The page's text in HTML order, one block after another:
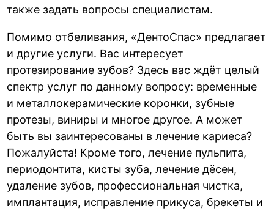
также задать вопросы специалистам.
Помимо отбеливания, «ДентоСпас» предлагает
и другие услуги. Вас интересует
протезирование зубов? Здесь вас ждёт целый
спектр услуг по данному вопросу: временные
и металлокерамические коронки, зубные
протезы, виниры и многое другое. А может
быть вы заинтересованы в лечение кариеса?
Пожалуйста! Кроме того, лечение пульпита,
периодонтита, кисты зуба, лечение дёсен,
удаление зубов, профессиональная чистка,
имплантация, исправление прикуса, брекеты и